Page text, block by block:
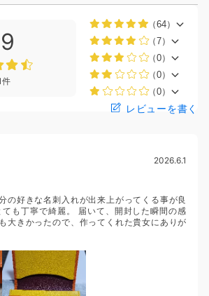
件
（64）
（7）
（0）
（0）
（0）
レビューを書く
2026.6.1
の好きな名刺入れが出来上がってくる事が良
も丁寧で綺麗。 届いて、開封した瞬間の感
大きかったので、作ってくれた貴女にありが